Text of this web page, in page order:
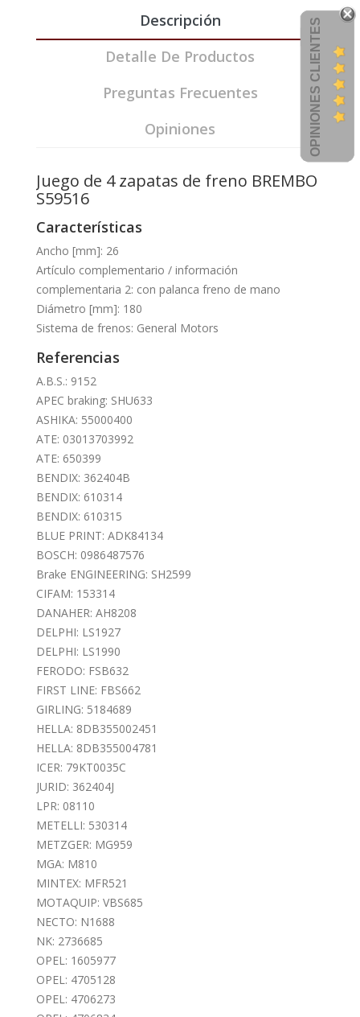
Descripción
Detalle De Productos
Preguntas Frecuentes
Opiniones
Juego de 4 zapatas de freno BREMBO
S59516
Características
Ancho [mm]: 26
Artículo complementario / información
complementaria 2: con palanca freno de mano
Diámetro [mm]: 180
Sistema de frenos: General Motors
Referencias
A.B.S.: 9152
APEC braking: SHU633
ASHIKA: 55000400
ATE: 03013703992
ATE: 650399
BENDIX: 362404B
BENDIX: 610314
BENDIX: 610315
BLUE PRINT: ADK84134
BOSCH: 0986487576
Brake ENGINEERING: SH2599
CIFAM: 153314
DANAHER: AH8208
DELPHI: LS1927
DELPHI: LS1990
FERODO: FSB632
FIRST LINE: FBS662
GIRLING: 5184689
HELLA: 8DB355002451
HELLA: 8DB355004781
ICER: 79KT0035C
JURID: 362404J
LPR: 08110
METELLI: 530314
METZGER: MG959
MGA: M810
MINTEX: MFR521
MOTAQUIP: VBS685
NECTO: N1688
NK: 2736685
OPEL: 1605977
OPEL: 4705128
OPEL: 4706273
OPINIONES CLIENTES